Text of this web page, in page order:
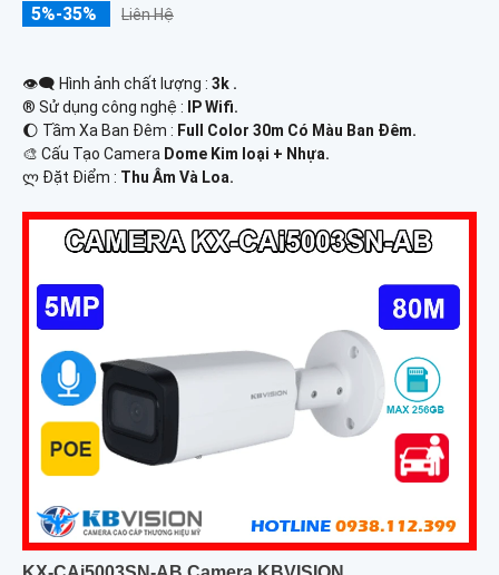
5%-35% Liên Hệ
👁️‍🗨 Hình ảnh chất lượng : 3k .
®️ Sử dụng công nghệ :
IP Wifi.
🌔 Tầm Xa Ban Đêm : Full Color 30m Có Màu Ban Ðêm.
🎨 Cấu Tạo Camera Dome Kim loại + Nhựa.
️ლ Đặt Điểm : Thu Âm Và Loa.